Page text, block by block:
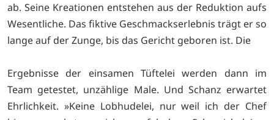
ab. Seine Kreationen entstehen aus der Reduktion aufs
Wesentliche. Das fiktive Geschmackserlebnis trägt er so
lange auf der Zunge, bis das Gericht geboren ist. Die
Ergebnisse der einsamen Tüftelei werden dann im
Team getestet, unzählige Male. Und Schanz erwartet
Ehrlichkeit. »Keine Lobhudelei, nur weil ich der Chef